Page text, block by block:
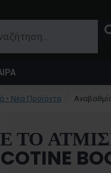
• Νέα Προϊόντα
ΤΟ